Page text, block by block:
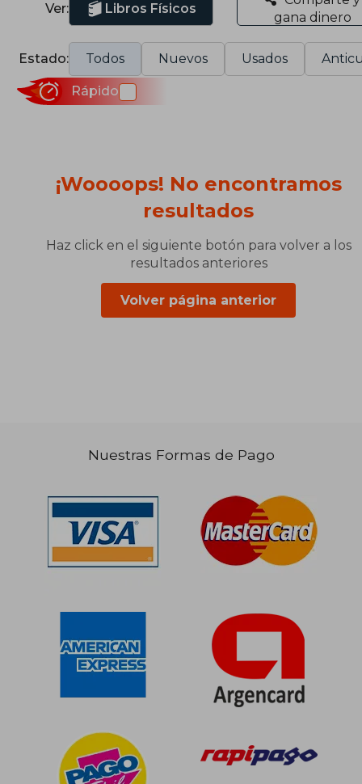
Ver: Libros Físicos
gana dinero
Estado: Todos Nuevos Usados
Rápido
¡Woooops! No encontramos
resultados
Haz click en el siguiente botón para volver a los
resultados anteriores
Volver página anterior
Nuestras Formas de Pago